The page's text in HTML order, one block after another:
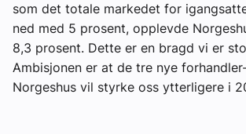
som det totale markedet for
ned med 5 prosent, opplevde
8,3 prosent. Dette er en bragd vi er
Ambisjonen er at de tre nye
Norgeshus vil styrke oss ytterligere i